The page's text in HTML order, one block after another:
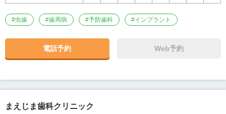
#虫歯 #歯周病 #予防歯科 #インプラント
電話予約 Web予約
まえじま歯科クリニック